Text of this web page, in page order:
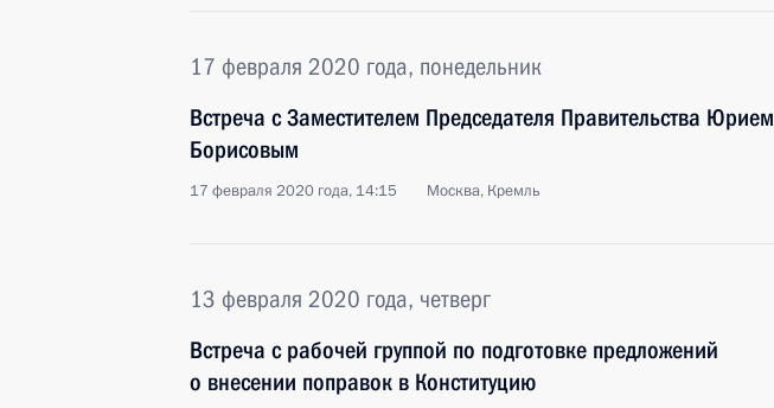
17 февраля 2020 года, понедельник
Встреча с Заместителем Председателя Правительства Юрием
Борисовым
17 февраля 2020 года, 14:15 Москва, Кремль
13 февраля 2020 года, четверг
Встреча с рабочей группой по подготовке предложений
о внесении поправок в Конституцию